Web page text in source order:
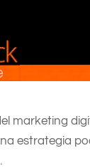
marketing
estrategia